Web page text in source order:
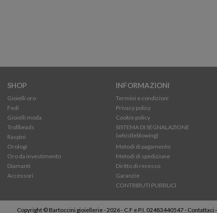
SHOP
Gioielli oro
Fedi
Gioielli moda
Trollbeads
Raspini
Orologi
Oro da investimento
Diamanti
Accessori
INFORMAZIONI
Termini e condizioni
Privacy policy
Cookie policy
SISTEMA DI SEGNALAZIONE
(whistleblowing)
Metodi di pagamento
Metodi di spedizione
Diritto di recesso
Garanzie
CONTRIBUTI PUBBLICI
Copyright © Bartoccini gioiellerie - 2026 - C.F e P.I. 02483440547 - Contattaci